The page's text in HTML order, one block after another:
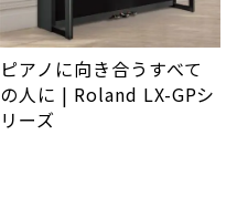
ピアノに向き合うすべて
の人に | Roland LX-GPシ
リーズ